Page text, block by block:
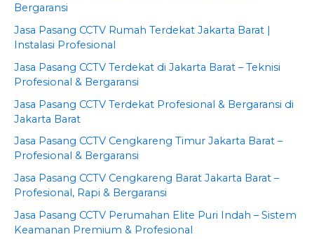
Bergaransi
Jasa Pasang CCTV Rumah Terdekat Jakarta Barat |
Instalasi Profesional
Jasa Pasang CCTV Terdekat di Jakarta Barat – Teknisi
Profesional & Bergaransi
Jasa Pasang CCTV Terdekat Profesional & Bergaransi di
Jakarta Barat
Jasa Pasang CCTV Cengkareng Timur Jakarta Barat –
Profesional & Bergaransi
Jasa Pasang CCTV Cengkareng Barat Jakarta Barat –
Profesional, Rapi & Bergaransi
Jasa Pasang CCTV Perumahan Elite Puri Indah – Sistem
Keamanan Premium & Profesional